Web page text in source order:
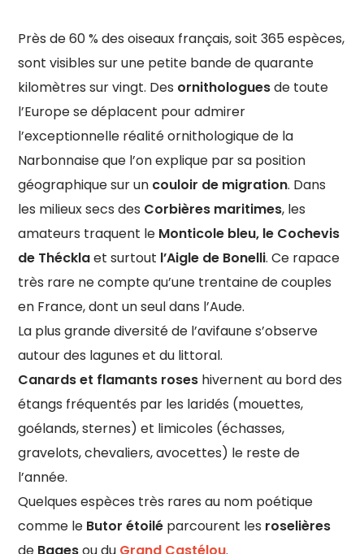
Près de 60 % des oiseaux français, soit 365 espèces,
sont visibles sur une petite bande de quarante
kilomètres sur vingt. Des ornithologuesde toute
l’Europe se déplacent pour admirer
l’exceptionnelle réalité ornithologique de la
Narbonnaise que l’on explique par sa position
géographique sur un couloir de migration. Dans
les milieux secs des Corbières maritimes, les
amateurs traquent le Monticole bleu, le Cochevis
de Thécklaet surtout l’Aigle de Bonelli. Ce rapace
très rare ne compte qu’une trentaine de couples
en France, dont un seul dans l’Aude.
La plus grande diversité de l’avifaune s’observe
autour des lagunes et du littoral.
Canards et flamants roses hivernent au bord des
étangs fréquentés par les laridés (mouettes,
goélands, sternes) et limicoles (échasses,
gravelots, chevaliers, avocettes) le reste de
l’année.
Quelques espèces très rares au nom poétique
comme le Butor étoilé parcourent les roselières